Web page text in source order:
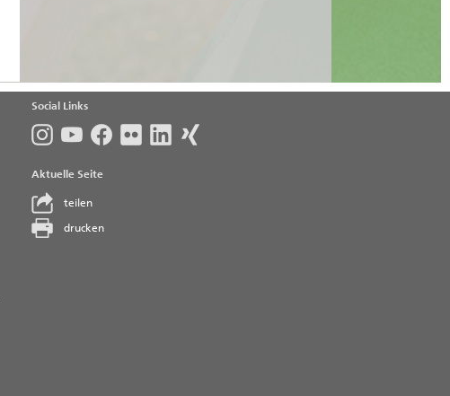
Social Links
Aktuelle Seite
teilen
drucken